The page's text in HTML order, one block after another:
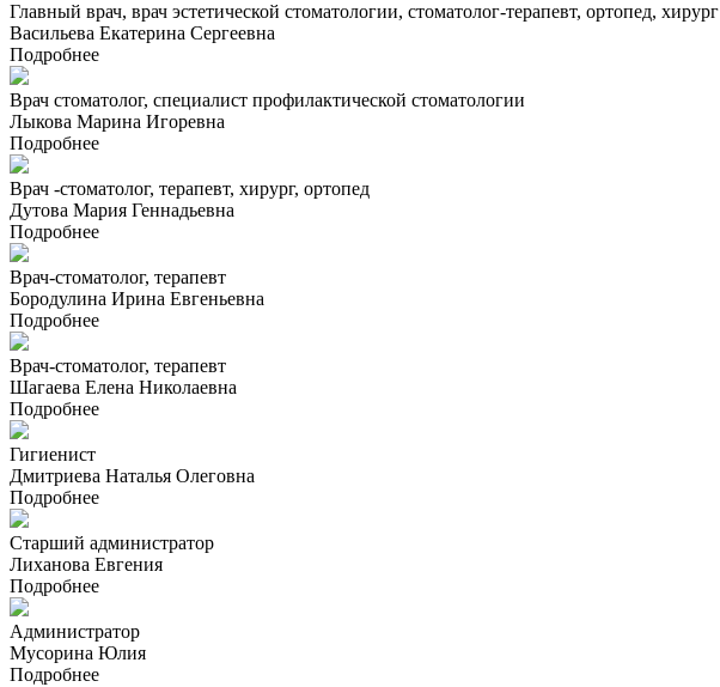
Главный врач, врач эстетической стоматологии, стоматолог-терапевт, ортопед, хирург
Васильева Екатерина Сергеевна
Подробнее
Врач стоматолог, специалист профилактической стоматологии
Лыкова Марина Игоревна
Подробнее
Врач -стоматолог, терапевт, хирург, ортопед
Дутова Мария Геннадьевна
Подробнее
Врач-стоматолог, терапевт
Бородулина Ирина Евгеньевна
Подробнее
Врач-стоматолог, терапевт
Шагаева Елена Николаевна
Подробнее
Гигиенист
Дмитриева Наталья Олеговна
Подробнее
Старший администратор
Лиханова Евгения
Подробнее
Администратор
Мусорина Юлия
Подробнее